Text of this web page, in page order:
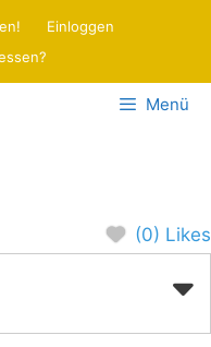
Einloggen
Menü
(0) Likes